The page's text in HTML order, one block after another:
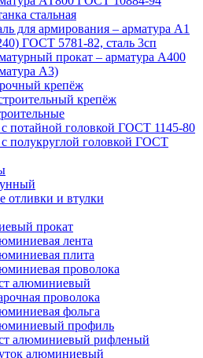
стальная
для армирования – арматура А1
ГОСТ 5781-82, сталь 3сп
прокат – арматура А400
А3)
крепёж
крепёж
потайной головкой ГОСТ 1145-80
полукруглой головкой ГОСТ
отливки и втулки
прокат
лента
плита
проволока
алюминиевый
проволока
фольга
профиль
алюминиевый рифленый
алюминиевый